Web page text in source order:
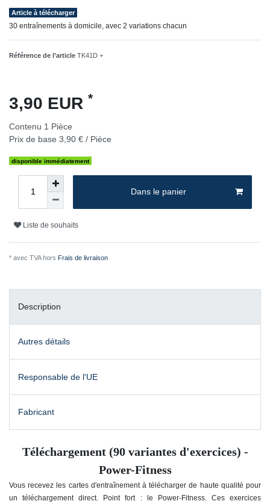
Article à télécharger
30 entraînements à domicile, avec 2 variations chacun
Référence de l’article TK41D +
3,90 EUR *
Contenu 1 Pièce
Prix de base 3,90 € / Pièce
disponible immédiatement
Dans le panier
Liste de souhaits
* avec TVA hors Frais de livraison
Description
Autres détails
Responsable de l'UE
Fabricant
Téléchargement (90 variantes d'exercices) -
Power-Fitness
Vous recevez les cartes d'entraînement à télécharger de haute qualité pour
un téléchargement direct. Point fort : le Power-Fitness. Ces exercices